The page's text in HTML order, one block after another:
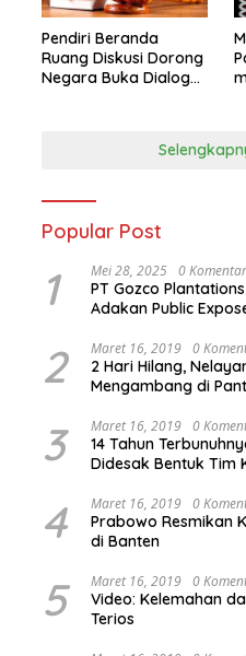
Pendiri Beranda
Ruang Diskusi Dorong
Negara Buka Dialog
Popular Post
1 Mei 28, 2025 0 Komentar
PT Gozco
Adakan Public
2 Maret 16, 2019 0
2 Hari Hilang,
Mengambang di
3 Maret 16, 2019 0
14 Tahun
Didesak Bentuk Tim
4 Maret 16, 2019 0
Prabowo Resmikan
di Banten
5 Maret 16, 2019 0
Video: Kelemahan
Terios